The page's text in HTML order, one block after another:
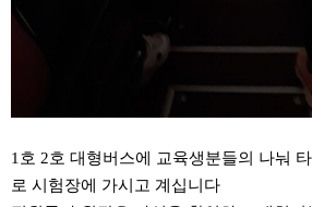
1호 2호 대형버스에 교육생분들의 나눠
로 시험장에 가시고 계십니다